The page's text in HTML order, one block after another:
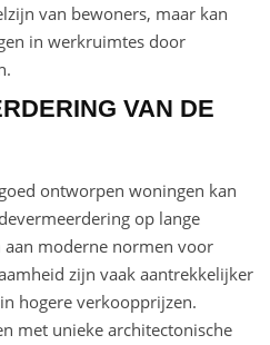
van bewoners, maar kan
in werkruimtes door
VAN DE
ontworpen woningen kan
op lange
moderne normen voor
zijn vaak aantrekkelijker
hogere verkoopprijzen.
met unieke architectonische